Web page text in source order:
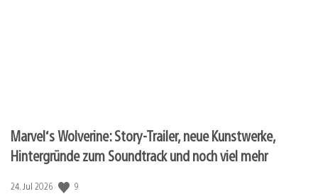
Marvel‘s Wolverine: Story-Trailer, neue Kunstwerke,
Hintergründe zum Soundtrack und noch viel mehr
Veröffentlichungsdatum:
24. Jul 2026 9